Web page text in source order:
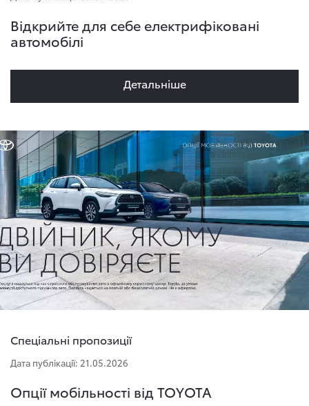
Відкрийте для себе електрифіковані
автомобілі
Детальнiше
Спеціальні пропозиції
Дата публікації: 21.05.2026
Опції мобільності від TOYOTA